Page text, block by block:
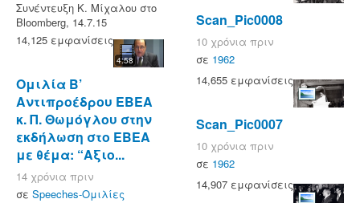
Συνέντευξη Κ. Μίχαλου στο
Bloomberg, 14.7.15
14,125 εμφανίσεις
4:58
Ομιλία Β’
Αντιπροέδρου ΕΒΕΑ
κ. Π. Θωμόγλου στην
εκδήλωση στο ΕΒΕΑ
με θέμα: “Αξιο...
14 χρόνια πριν
σε Speeches-Ομιλίες
Scan_Pic0008
10 χρόνια πριν
σε 1962
14,655 εμφανίσεις
Scan_Pic0007
10 χρόνια πριν
σε 1962
14,907 εμφανίσεις